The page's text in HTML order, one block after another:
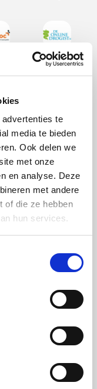
te
media te bieden
Ook delen we
met onze
en analyse. Deze
met andere
of die ze hebben
hun services.
De Online Drogist
Adidas
SupraBazar